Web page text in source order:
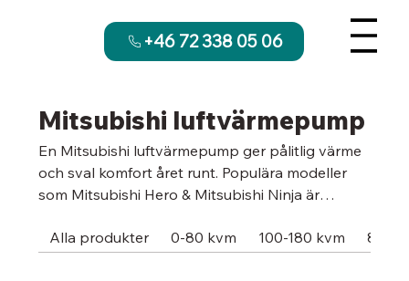
+46 72 338 05 06
Mitsubishi luftvärmepump
En Mitsubishi luftvärmepump ger pålitlig värme
och sval komfort året runt. Populära modeller
som Mitsubishi Hero & Mitsubishi Ninja är
levererar hög energieffektivitet även vid sträng
Alla produkter 0-80 kvm 100-180 kvm 80-